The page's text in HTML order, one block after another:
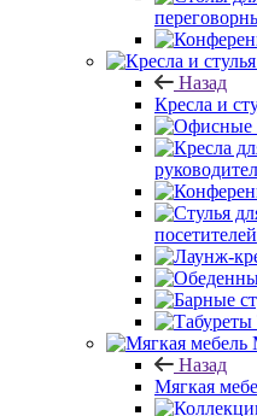
Назад
Кресла и
посетителей
Назад
Мягкая